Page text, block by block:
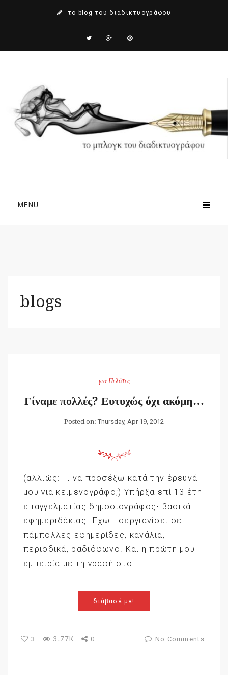
το blog του διαδικτυογράφου
MENU
blogs
για Πελάτες
Γίναμε πολλές? Ευτυχώς όχι ακόμη…
Posted on: Thursday, Apr 19, 2012
(αλλιώς: Τι να προσέξω κατά την έρευνά
μου για κειμενογράφο;) Υπήρξα επί 13 έτη
επαγγελματίας δημοσιογράφος• βασικά
εφημεριδάκιας. Έχω… σεργιανίσει σε
πάμπολλες εφημερίδες, κανάλια,
περιοδικά, ραδιόφωνο. Και η πρώτη μου
εμπειρία με τη γραφή στο
διάβασέ με!
3 3.77K 0 No Comments